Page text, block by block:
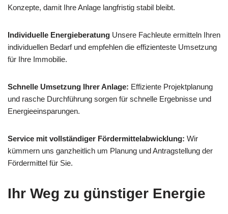
Konzepte, damit Ihre Anlage langfristig stabil bleibt.
Individuelle Energieberatung Unsere Fachleute ermitteln Ihren
individuellen Bedarf und empfehlen die effizienteste Umsetzung
für Ihre Immobilie.
Schnelle Umsetzung Ihrer Anlage: Effiziente Projektplanung
und rasche Durchführung sorgen für schnelle Ergebnisse und
Energieeinsparungen.
Service mit vollständiger Fördermittelabwicklung: Wir
kümmern uns ganzheitlich um Planung und Antragstellung der
Fördermittel für Sie.
Ihr Weg zu günstiger Energie